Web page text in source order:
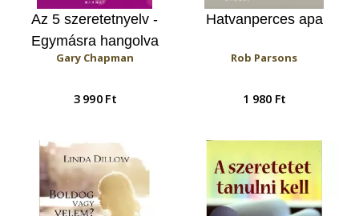
Az 5 szeretetnyelv -
Egymásra hangolva
Gary Chapman
3 990 Ft
Hatvanperces apa
Rob Parsons
1 980 Ft